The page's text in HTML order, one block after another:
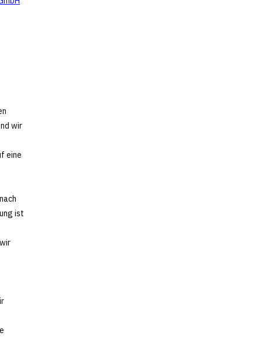
wir
eine
ist